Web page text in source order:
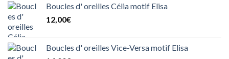
Boucles d' oreilles Célia motif Elisa
12,00€
Boucles d' oreilles Vice-Versa motif Elisa